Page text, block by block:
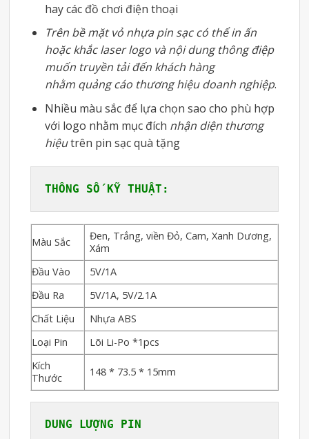
hay các đồ chơi điện thoại
Trên bề mặt vỏ nhựa pin sạc có thể in ấn
hoặc khắc laser logo và nội dung thông điệp
muốn truyền tải đến khách hàng
nhằm quảng cáo thương hiệu doanh nghiệp.
Nhiều màu sắc để lựa chọn sao cho phù hợp
với logo nhằm mục đích nhận diện thương
hiệutrên pin sạc quà tặng
Màu Sắc
Đen, Trắng, viền Đỏ, Cam, Xanh Dương,
Xám
Đầu Vào
5V/1A
Đầu Ra
5V/1A, 5V/2.1A
Chất Liệu
Nhựa ABS
Loại Pin
Lõi Li-Po *1pcs
Kích
Thước
148 * 73.5 * 15mm
DUNG LƯỢNG PIN